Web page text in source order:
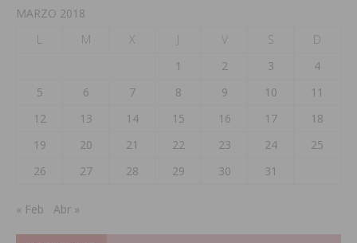
MARZO 2018
L
M X J V S
D
1
2 3
4
5
6 7 8 9 10
11
12
13 14 15 16 17
18
19
20 21 22 23 24
25
26
27 28 29 30 31
« Feb Abr »